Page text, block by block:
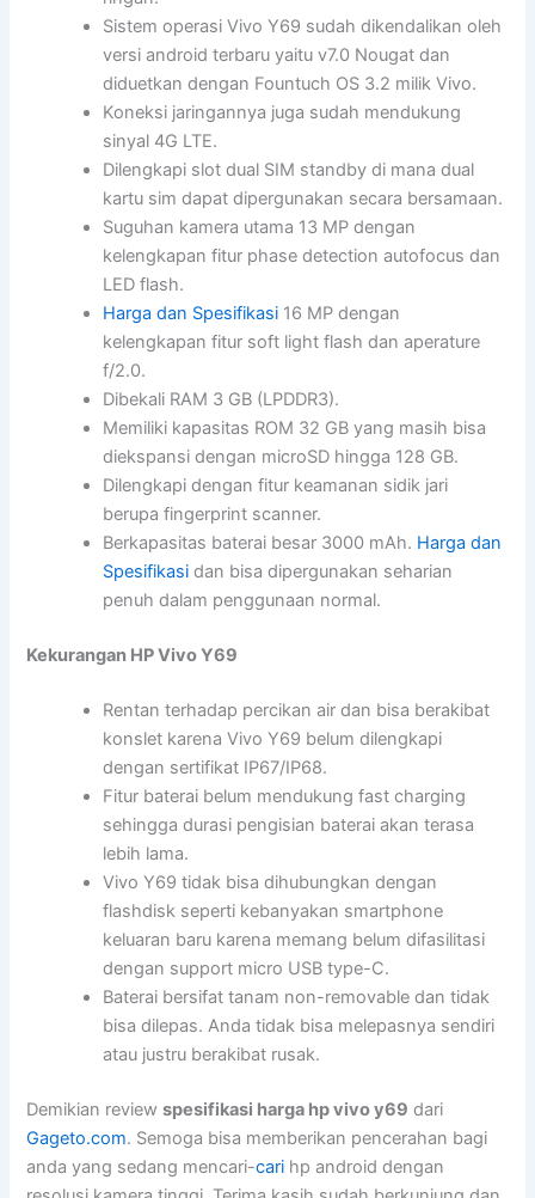
Sistem operasi Vivo Y69 sudah dikendalikan oleh
versi android terbaru yaitu v7.0 Nougat dan
diduetkan dengan Fountuch OS 3.2 milik Vivo.
Koneksi jaringannya juga sudah mendukung
sinyal 4G LTE.
Dilengkapi slot dual SIM standby di mana dual
kartu sim dapat dipergunakan secara bersamaan.
Suguhan kamera utama 13 MP dengan
kelengkapan fitur phase detection autofocus dan
LED flash.
Harga dan Spesifikasi 16 MP dengan
kelengkapan fitur soft light flash dan aperature
f/2.0.
Dibekali RAM 3 GB (LPDDR3).
Memiliki kapasitas ROM 32 GB yang masih bisa
diekspansi dengan microSD hingga 128 GB.
Dilengkapi dengan fitur keamanan sidik jari
berupa fingerprint scanner.
Berkapasitas baterai besar 3000 mAh. Harga dan
Spesifikasi dan bisa dipergunakan seharian
penuh dalam penggunaan normal.
Kekurangan HP Vivo Y69
Rentan terhadap percikan air dan bisa berakibat
konslet karena Vivo Y69 belum dilengkapi
dengan sertifikat IP67/IP68.
Fitur baterai belum mendukung fast charging
sehingga durasi pengisian baterai akan terasa
lebih lama.
Vivo Y69 tidak bisa dihubungkan dengan
flashdisk seperti kebanyakan smartphone
keluaran baru karena memang belum difasilitasi
dengan support micro USB type-C.
Baterai bersifat tanam non-removable dan tidak
bisa dilepas. Anda tidak bisa melepasnya sendiri
atau justru berakibat rusak.
Demikian reviewspesifikasi harga hp vivo y69 dari
Gageto.com. Semoga bisa memberikan pencerahan bagi
anda yang sedang mencari-cari hp android dengan